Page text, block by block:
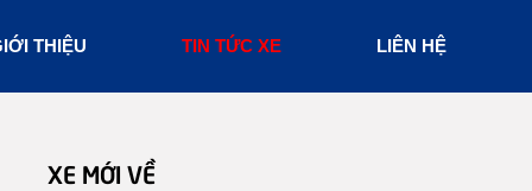
THIỆU TIN TỨC XE LIÊN HỆ
XE MỚI VỀ